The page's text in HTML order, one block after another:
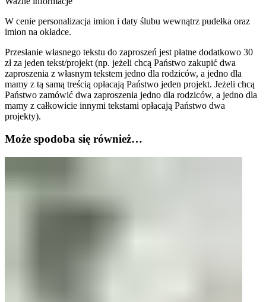
W cenie personalizacja imion i daty ślubu wewnątrz pudełka oraz
imion na okładce.
Przesłanie własnego tekstu do zaproszeń jest płatne dodatkowo 30
zł za jeden tekst/projekt (np. jeżeli chcą Państwo zakupić dwa
zaproszenia z własnym tekstem jedno dla rodziców, a jedno dla
mamy z tą samą treścią opłacają Państwo jeden projekt. Jeżeli chcą
Państwo zamówić dwa zaproszenia jedno dla rodziców, a jedno dla
mamy z całkowicie innymi tekstami opłacają Państwo dwa
projekty).
Może spodoba się również…